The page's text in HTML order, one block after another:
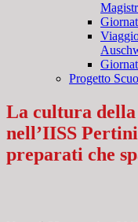
Progetto
La cultura della
nell’IISS
preparati che